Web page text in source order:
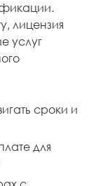
лицензия
услуг
сроки и
для